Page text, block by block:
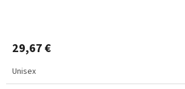
29,67 €
Unisex